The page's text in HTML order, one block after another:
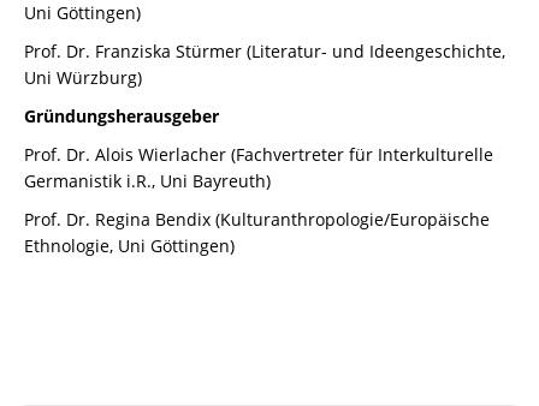
Uni Göttingen)
Prof. Dr. Franziska Stürmer (Literatur- und Ideengeschichte,
Uni Würzburg)
Gründungsherausgeber
Prof. Dr. Alois Wierlacher (Fachvertreter für Interkulturelle
Germanistik i.R., Uni Bayreuth)
Prof. Dr. Regina Bendix (Kulturanthropologie/Europäische
Ethnologie, Uni Göttingen)